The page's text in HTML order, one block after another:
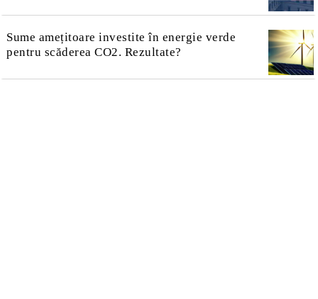
Sume amețitoare investite în energie verde
pentru scăderea CO2. Rezultate?